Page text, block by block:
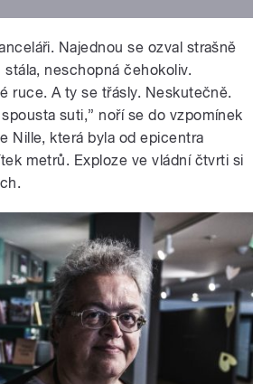
Najednou se ozval strašně
neschopná čehokoliv.
ruce. A ty se třásly. Neskutečně.
suti,” noří se do vzpomínek
Nille, která byla od epicentra
metrů. Exploze ve vládní čtvrti si